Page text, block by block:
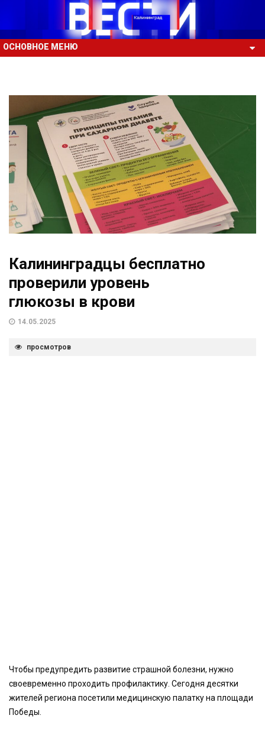
ОСНОВНОЕ МЕНЮ
Калининградцы бесплатно
проверили уровень
глюкозы в крови
14.05.2025
просмотров
Чтобы предупредить развитие страшной болезни, нужно
своевременно проходить профилактику. Сегодня десятки
жителей региона посетили медицинскую палатку на площади
Победы.